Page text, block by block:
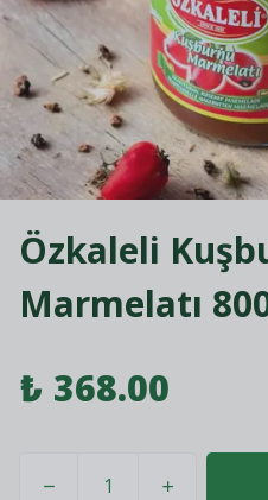
Özkaleli
Marmelatı
₺ 368.00